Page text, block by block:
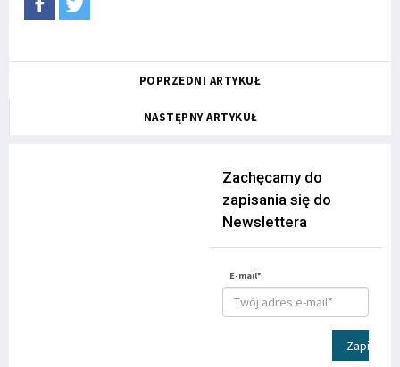
POPRZEDNI ARTYKUŁ
NASTĘPNY ARTYKUŁ
Zachęcamy do
zapisania się do
Newslettera
E-mail*
Zapisz